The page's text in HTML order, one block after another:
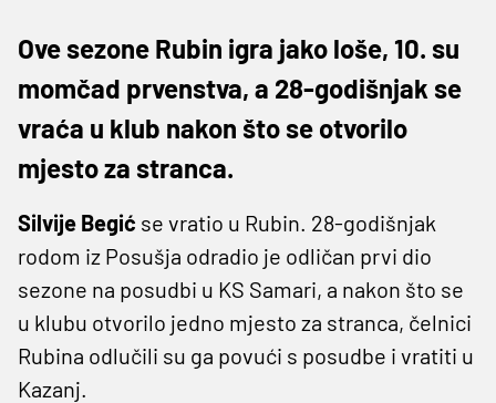
Ove sezone Rubin igra jako loše, 10. su
momčad prvenstva, a 28-godišnjak se
vraća u klub nakon što se otvorilo
mjesto za stranca.
Silvije Begić se vratio u Rubin. 28-godišnjak
rodom iz Posušja odradio je odličan prvi dio
sezone na posudbi u KS Samari, a nakon što se
u klubu otvorilo jedno mjesto za stranca, čelnici
Rubina odlučili su ga povući s posudbe i vratiti u
Kazanj.